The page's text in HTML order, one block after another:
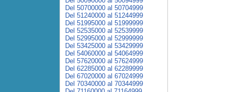
Del 50700000 al 50704999
Del 51240000 al 51244999
Del 51995000 al 51999999
Del 52535000 al 52539999
Del 52995000 al 52999999
Del 53425000 al 53429999
Del 54060000 al 54064999
Del 57620000 al 57624999
Del 62285000 al 62289999
Del 67020000 al 67024999
Del 70340000 al 70344999